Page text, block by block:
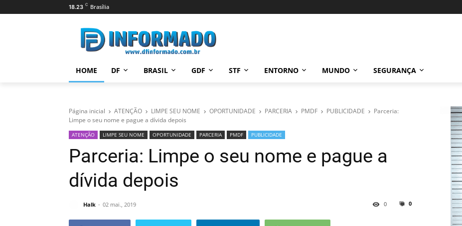
18.23 C Brasília
HOME DF BRASIL GDF STF ENTORNO MUNDO SEGURANÇA
Página inicial ATENÇÃO LIMPE SEU NOME OPORTUNIDADE PARCERIA PMDF PUBLICIDADE
Parceria:
Limpe o seu nome e pague a dívida depois
ATENÇÃO LIMPE SEU NOME OPORTUNIDADE PARCERIA PMDF PUBLICIDADE
Parceria: Limpe o seu nome e pague a
dívida depois
Halk 02 mai., 2019 0
0